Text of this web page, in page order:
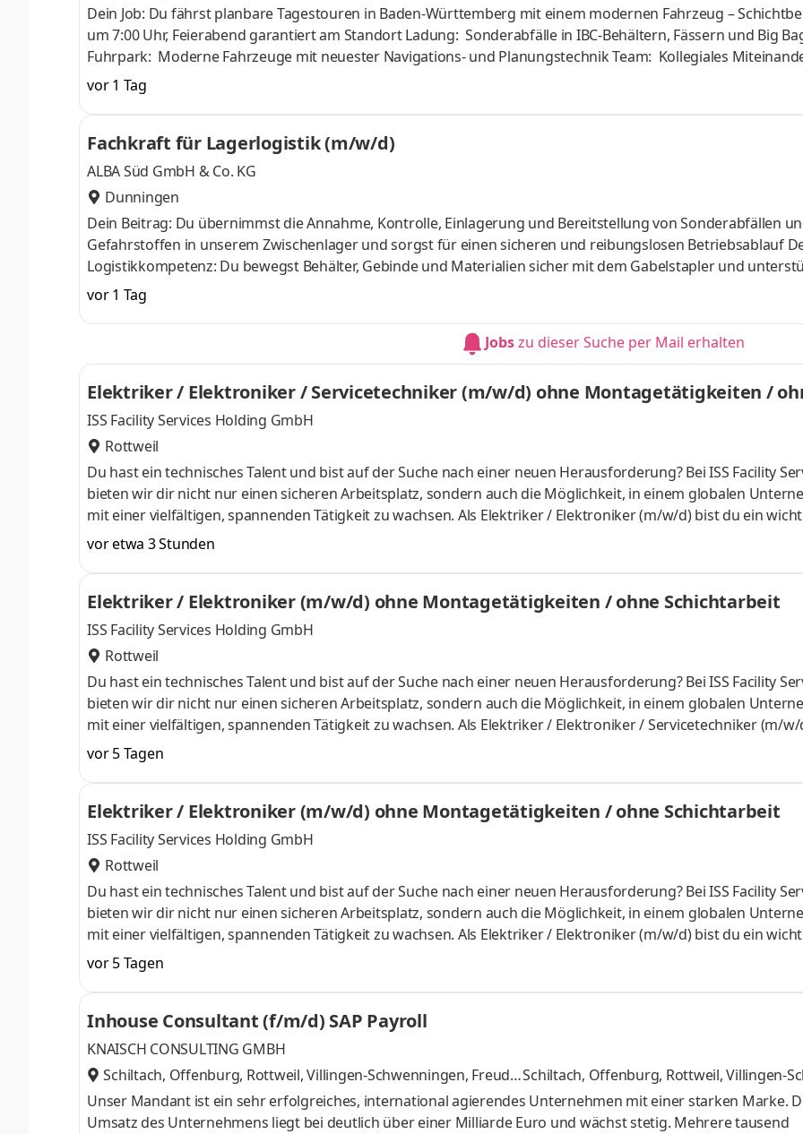
Dein Job: Du fährst planbare Tagestouren in Baden-Württemberg mit einem modernen Fahrzeug –
um 7:00 Uhr, Feierabend garantiert am Standort Ladung: Sonderabfälle in IBC-Behältern, Fässern und Big
Fuhrpark: Moderne Fahrzeuge mit neuester Navigations- und Planungstechnik Team: Kollegiales
gegenseitige Unterstützung im Team Mission: Verantwortungsvoller Umgang mit Sonderabfällen für
vor 1 Tag
Fachkraft für Lagerlogistik (m/w/d)
ALBA Süd GmbH & Co. KG
Dunningen
Dein Beitrag: Du übernimmst die Annahme, Kontrolle, Einlagerung und Bereitstellung von Sonderabfällen
Gefahrstoffen in unserem Zwischenlager und sorgst für einen sicheren und reibungslosen Betriebsablauf
Logistikkompetenz: Du bewegst Behälter, Gebinde und Materialien sicher mit dem Gabelstapler und
Bedarf mit Radlader, Bagger oder weiteren Umschlaggeräten Deine Verantwortung: Du kontrollierst Gebinde
Zustand, Kennzeichnung und sichere Verpackung, bringst Gefahrgutkennzeichnungen an und stellst die
der Lager- und Sicherheitsvorgaben sicher Dein Sicherheitsbewusstsein: Du erkennst mögliche Gefahren
vor 1 Tag
Jobszu dieser Suche per Mail erhalten
Elektriker / Elektroniker / Servicetechniker (m/w/d) ohne Montagetätigkeiten /
ISS Facility Services Holding GmbH
Rottweil
Du hast ein technisches Talent und bist auf der Suche nach einer neuen Herausforderung? Bei ISS Facility
bieten wir dir nicht nur einen sicheren Arbeitsplatz, sondern auch die Möglichkeit, in einem globalen
mit einer vielfältigen, spannenden Tätigkeit zu wachsen. Als Elektriker / Elektroniker (m/w/d) bist du ein
unseres Teams, das dafür sorgt, dass unsere Kunden jederzeit auf höchste Servicequalität zählen können.
Inspektionen, Wartungen und Reparaturen und sorgst dafür, dass unsere elektrischen Anlagen reibungslos
Wenn technische St
vor etwa 3 Stunden
Elektriker / Elektroniker (m/w/d) ohne Montagetätigkeiten / ohne Schichtarbeit
ISS Facility Services Holding GmbH
Rottweil
Du hast ein technisches Talent und bist auf der Suche nach einer neuen Herausforderung? Bei ISS Facility
bieten wir dir nicht nur einen sicheren Arbeitsplatz, sondern auch die Möglichkeit, in einem globalen
mit einer vielfältigen, spannenden Tätigkeit zu wachsen. Als Elektriker / Elektroniker / Servicetechniker (m/
du ein wichtiger Teil unseres Teams, das dafür sorgt, dass unsere Kunden jederzeit auf höchste Servicequalität
zählen können. Bring dein Wissen ein, entwickle dich weiter und gestalte die Zukunft der ISS aktiv mit!
kümmerst Dich um Inspektionen, Wartungen und Reparaturen und sorgst dafür, dass unsere Standorte
reibungslos laufe
vor 5 Tagen
Elektriker / Elektroniker (m/w/d) ohne Montagetätigkeiten / ohne Schichtarbeit
ISS Facility Services Holding GmbH
Rottweil
Du hast ein technisches Talent und bist auf der Suche nach einer neuen Herausforderung? Bei ISS Facility
bieten wir dir nicht nur einen sicheren Arbeitsplatz, sondern auch die Möglichkeit, in einem globalen
mit einer vielfältigen, spannenden Tätigkeit zu wachsen. Als Elektriker / Elektroniker (m/w/d) bist du ein
unseres Teams, das dafür sorgt, dass unsere Kunden jederzeit auf höchste Servicequalität zählen können.
Wissen ein, entwickle dich weiter und gestalte die Zukunft der ISS aktiv mit! Aufgaben Du kümmerst Dich um
Inspektionen, Wartungen und Reparaturen und sorgst dafür, dass unsere elektrischen Anlagen reibungslos
Wenn technische St
vor 5 Tagen
Inhouse Consultant (f/m/d) SAP Payroll
KNAISCH CONSULTING GMBH
Schiltach, Offenburg, Rottweil, Villingen-Schwenningen, Freude
nstadt,
Schiltach, Offenburg, Rottweil, Villingen-
weitere
Unser Mandant ist ein sehr erfolgreiches, international agierendes Unternehmen mit einer starken Marke.
Umsatz des Unternehmens liegt bei deutlich über einer Milliarde Euro und wächst stetig. Mehrere tausend